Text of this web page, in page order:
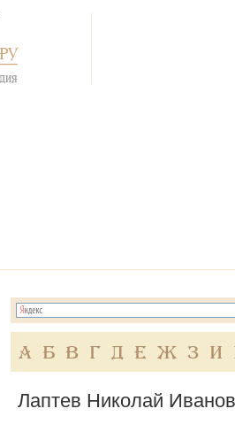
А Б В Г Д Е Ж З И
Лаптев Николай